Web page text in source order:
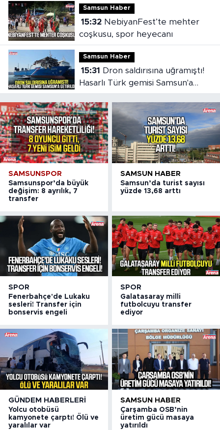
Samsun Haber
15:32NebiyanFest’te mehter
coşkusu, spor heyecanı
Samsun Haber
15:31
Hasarlı Türk gemisi Samsun'a
getirildi
SAMSUNSPOR
Samsunspor’da büyük
değişim: 8 ayrılık, 7
transfer
SAMSUN HABER
Samsun’da turist sayısı
yüzde 13,68 arttı
SPOR
Fenerbahçe'de Lukaku
sesleri! Transfer için
bonservis engeli
SPOR
Galatasaray milli
futbolcuyu transfer
ediyor
GÜNDEM HABERLERI
Yolcu otobüsü
kamyonete çarptı! Ölü ve
yaralılar var
SAMSUN HABER
Çarşamba OSB’nin
üretim gücü masaya
yatırıldı